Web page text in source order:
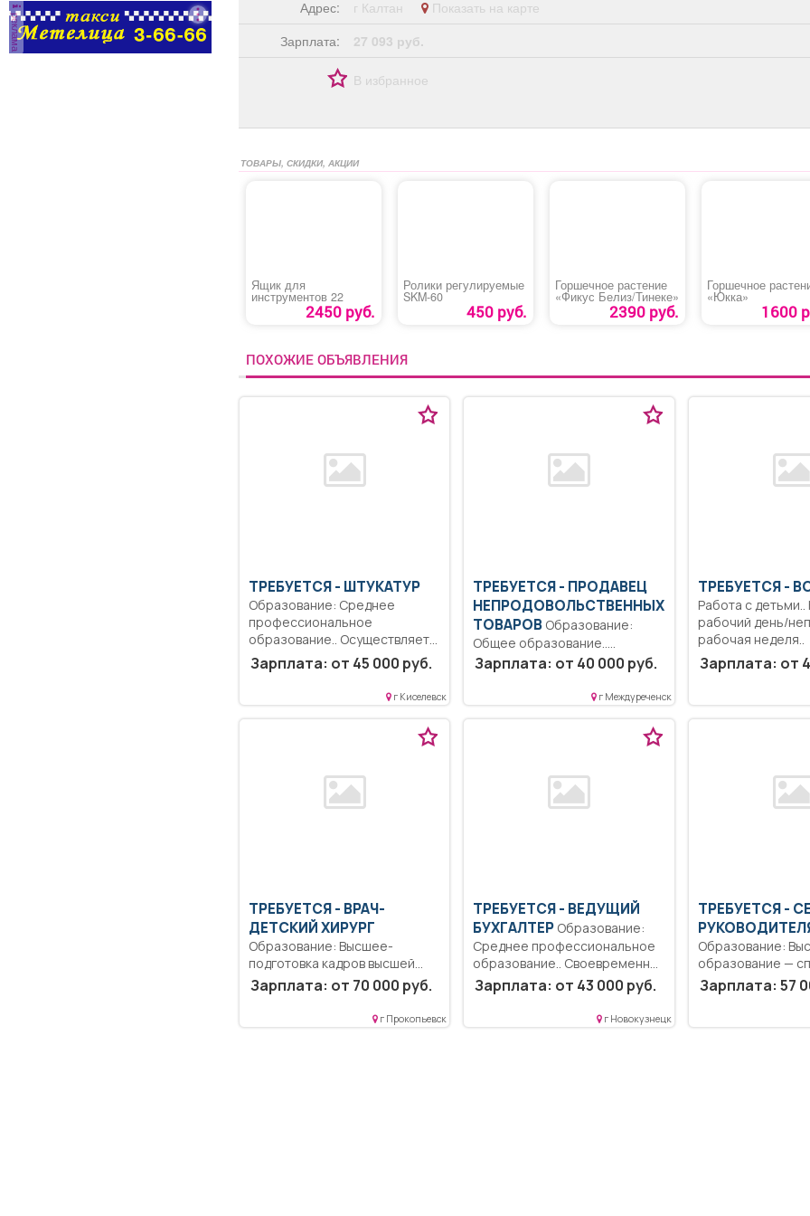
реклама
Адрес:
г Калтан
Показать на карте
Зарплата:
27 093 руб.
В избранное
ТОВАРЫ, СКИДКИ, АКЦИИ
Ящик для
инструментов 22
2450 руб.
Ролики регулируемые
SKM-60
450 руб.
Горшечное растение
«Фикус Белиз/Тинеке»
2390 руб.
Горшечное
«Юкка»
1600
ПОХОЖИЕ ОБЪЯВЛЕНИЯ
ТРЕБУЕТСЯ - ШТУКАТУР
Образование: Среднее
профессиональное
образование.. Осуществляет
обмазку раствором
проволочной сетки;...
Зарплата: от 45 000 руб.
г Киселевск
ТРЕБУЕТСЯ - ПРОДАВЕЦ
НЕПРОДОВОЛЬСТВЕННЫХ
ТОВАРОВ
Общее образование..
Консультировать покупателей
по товарам и акциям...
Зарплата: от 40 000 руб.
г Междуреченск
ТРЕБУЕТСЯ -
Работа с
рабочий день/
рабочая неделя..
Зарплата: от
ТРЕБУЕТСЯ - ВРАЧ-
ДЕТСКИЙ ХИРУРГ
Образование: Высшее-
подготовка кадров высшей
квалификации.. В соответствии
с должностной...
Зарплата: от 70 000 руб.
г Прокопьевск
ТРЕБУЕТСЯ - ВЕДУЩИЙ
БУХГАЛТЕР
Среднее профессиональное
образование.. Своевременно,
полно и достоверно
отражать...
Зарплата: от 43 000 руб.
г Новокузнецк
ТРЕБУЕТСЯ -
Образование:
образование —
магистратура..
проведения
Зарплата: 57